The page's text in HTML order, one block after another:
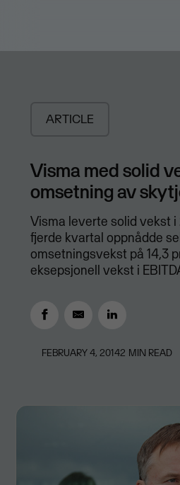
ARTICLE
Visma med solid
omsetning av
Visma leverte solid vekst i
fjerde kvartal oppnådde
omsetningsvekst på 14,3
eksepsjonell vekst i
FEBRUARY 4, 20142 MIN READ